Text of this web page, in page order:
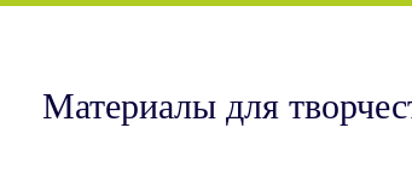
Материалы для